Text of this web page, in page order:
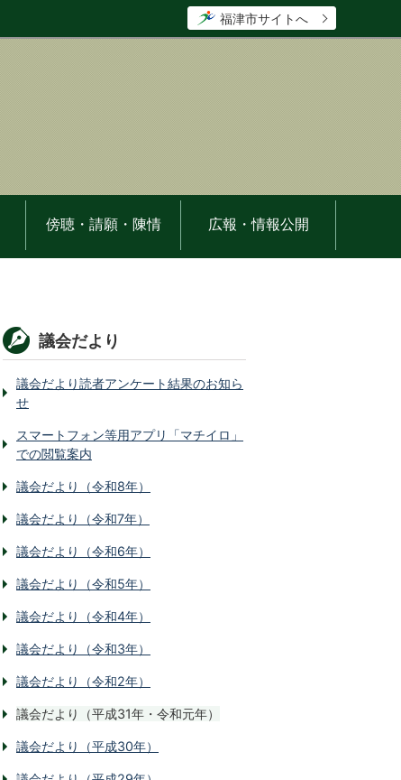
福津市サイトへ
傍聴・請願・陳情 広報・情報公開
議会だより
議会だより読者アンケート結果のお知ら
せ
スマートフォン等用アプリ「マチイロ」
での閲覧案内
議会だより（令和8年）
議会だより（令和7年）
議会だより（令和6年）
議会だより（令和5年）
議会だより（令和4年）
議会だより（令和3年）
議会だより（令和2年）
議会だより（平成31年・令和元年）
議会だより（平成30年）